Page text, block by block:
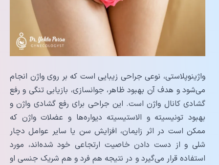
واژینوپلاستی، نوعی جراحی زیبایی است که بر روی واژن انجام
می‌شود و هدف آن بهبود ظاهر، جوانسازی، بازیابی تنگی و رفع
گشادی کانال واژن است. این جراحی برای رفع گشادی واژن و
بهبود تونیسیته و الاستیسیته دیواره‌ها و عضلات واژن که
ممکن است در اثر زایمان، افزایش سن یا سایر عوامل دچار
شلی و از دست دادن خاصیت ارتجاعی خود شده‌اند، مورد
استفاده قرار می‌گیرد و در نتیجه هم فرد و هم شریک جنسی او